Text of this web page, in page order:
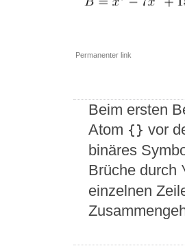
Permanenter link
Beim ersten
Atom {} vor
binäres
Brüche durch
einzelnen